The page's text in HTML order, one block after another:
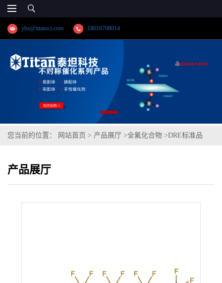
yhx@titansci.com 18616708014
您当前的位置： 网站首页 > 产品展厅 >全氟化合物 >DRE标准品
产品展厅